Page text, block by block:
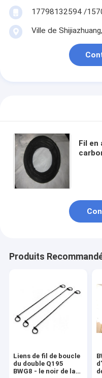
17798132594 /
Ville de
Fil en
Produits
Liens de fil de boucle
du double Q195
BWG8 - le noir de la